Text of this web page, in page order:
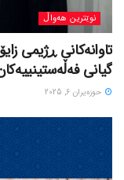
نوێترین هەواڵ
تاوانەکانی ڕژیمی
گیانی
حوزه‌یران 6, 2025